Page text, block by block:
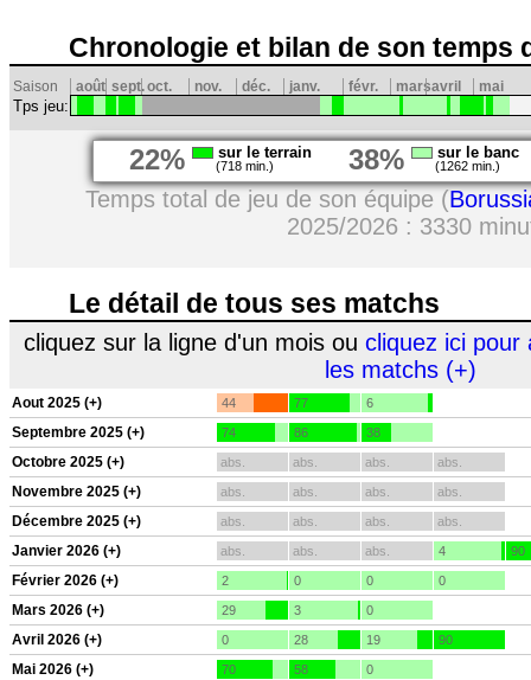
Chronologie et bilan de son temps
Saison août sept.oct. nov. déc. janv. févr. marsavril mai
Tps jeu:
22% sur le terrain
(718 min.) 38% sur le banc
(1262 min.)
Temps total de jeu de son équipe (
2025/2026 : 3330
Le détail de tous ses matchs
cliquez sur la ligne d'un mois ou cliquez ici pour
les matchs (+)
Aout 2025 (+) 44 77 6
Septembre 2025 (+) 74 86 38
Octobre 2025 (+) abs. abs. abs. abs.
Novembre 2025 (+) abs. abs. abs. abs.
Décembre 2025 (+) abs. abs. abs. abs.
Janvier 2026 (+) abs. abs. abs. 4 90
Février 2026 (+) 2 0 0 0
Mars 2026 (+) 29 3 0
Avril 2026 (+) 0 28 19 90
Mai 2026 (+) 70 58 0